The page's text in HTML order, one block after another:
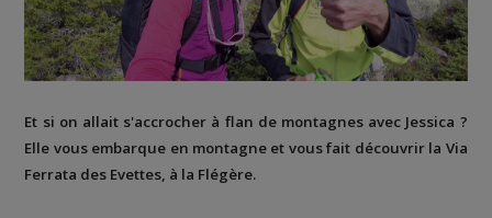
Et si on allait s'accrocher à flan de montagnes avec Jessica ?
Elle vous embarque en montagne et vous fait découvrir la Via
Ferrata des Evettes, à la Flégère.